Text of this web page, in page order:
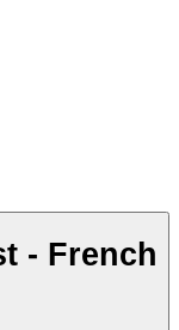
- French